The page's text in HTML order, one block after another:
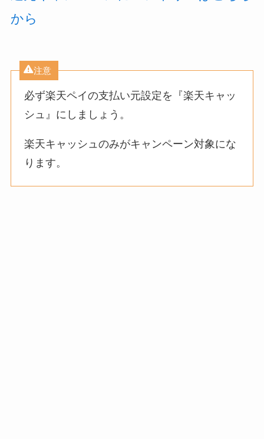
から
注意
必ず楽天ペイの支払い元設定を『楽天キャッ
シュ』にしましょう。
楽天キャッシュのみがキャンペーン対象にな
ります。